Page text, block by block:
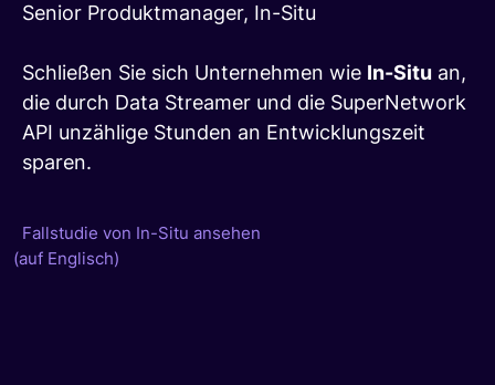
Senior Produktmanager, In-Situ
Schließen Sie sich Unternehmen wie In-Situ an,
die durch Data Streamer und die SuperNetwork
API unzählige Stunden an Entwicklungszeit
sparen.
Fallstudie von In-Situ ansehen
(auf Englisch)